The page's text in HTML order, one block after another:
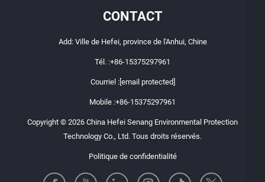
CONTACT
Add: Ville de Hefei, province de l'Anhui, Chine
Tél. :+86-15375297961
Courriel :[email protected]
Mobile :+86-15375297961
Copyright © 2026 China Hefei Senang Environmental Protection
Technology Co., Ltd. Tous droits réservés.
Politique de confidentialité